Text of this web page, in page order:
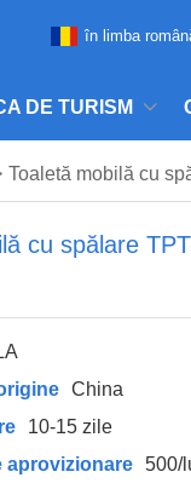
DE TURISM
în limba
Toaletă mobilă cu
cu spălare
China
10-15 zile
aprovizionare
500/